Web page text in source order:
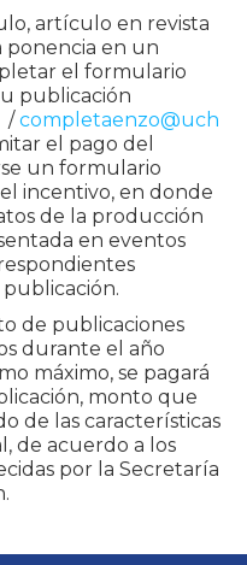
artículo en revista
ponencia en un
el formulario
publicación
/completaenzo@uch
el pago del
un formulario
incentivo, en donde
de la producción
en eventos
de publicaciones
durante el año
máximo, se pagará
monto que
de las características
de acuerdo a los
por la Secretaría